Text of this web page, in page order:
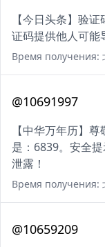
【今日头条】验
证码提供他人可能
Время получения:
@10691997
【中华万年历】
是：6839。安全
泄露！
Время получения:
@10659209